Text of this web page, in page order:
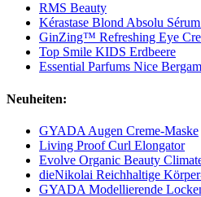
RMS Beauty
Kérastase Blond Absolu
GinZing™ Refreshing Eye
Top Smile KIDS Erdbeere
Essential Parfums Nice
Neuheiten:
GYADA Augen Creme-Maske
Living Proof Curl Elongator
Evolve Organic Beauty
dieNikolai Reichhaltige
GYADA Modellierende